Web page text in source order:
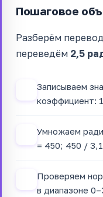
Пошаговое
Разберём
переведём 2,5
Записываем
коэффициент:
Умножаем
= 450; 450 /
Проверяем
в диапазоне